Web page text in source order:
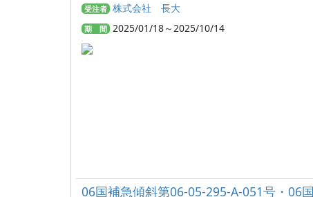
受注者 株式会社 長大
期 間 2025/01/18～2025/10/14
06国補急傾斜第06-05-295-A-051号・